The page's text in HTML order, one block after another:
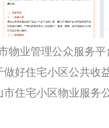
物业管理公众服务平
好住宅小区公共收
住宅小区物业服务